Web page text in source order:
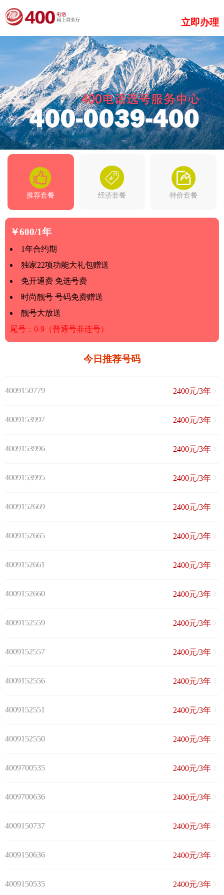
立即办理
推荐套餐 经济套餐 特价套餐
￥600/1年
1年合约期
独家22项功能大礼包赠送
免开通费 免选号费
时尚靓号 号码免费赠送
靓号大放送
尾号：0-9（普通号非连号）
今日推荐号码
4009150779 2400元/3年
4009153997 2400元/3年
4009153996 2400元/3年
4009153995 2400元/3年
4009152669 2400元/3年
4009152665 2400元/3年
4009152661 2400元/3年
4009152660 2400元/3年
4009152559 2400元/3年
4009152557 2400元/3年
4009152556 2400元/3年
4009152551 2400元/3年
4009152550 2400元/3年
4009700535 2400元/3年
4009700636 2400元/3年
4009150737 2400元/3年
4009150636 2400元/3年
4009150535 2400元/3年